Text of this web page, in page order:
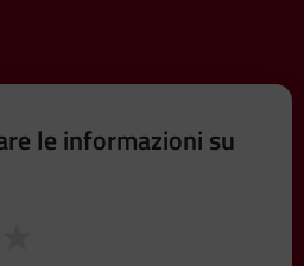
le informazioni su